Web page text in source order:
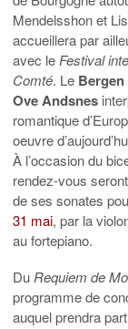
Mendelsshon et
accueillera par
avec leFestival
Comté. Le Bergen
Ove Andsnes
romantique
oeuvre
À l’occasion du
rendez-vous
deses sonates
31 mai, par la
au fortepiano.
DuRequiem de
programme de
auquel prendra